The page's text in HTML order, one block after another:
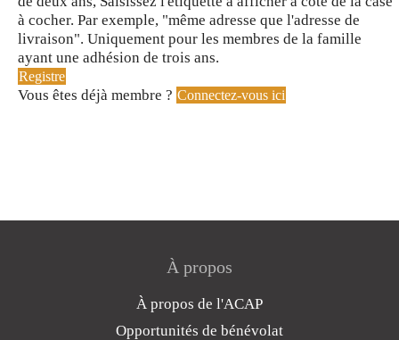
à cocher. Par exemple, "même adresse que l'adresse de
livraison". Uniquement pour les membres de la famille
ayant une adhésion de trois ans.
Registre
Vous êtes déjà membre ? Connectez-vous ici
À propos
À propos de l'ACAP
Opportunités de bénévolat